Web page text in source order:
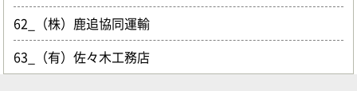
62_（株）鹿追協同運輸
63_（有）佐々木工務店